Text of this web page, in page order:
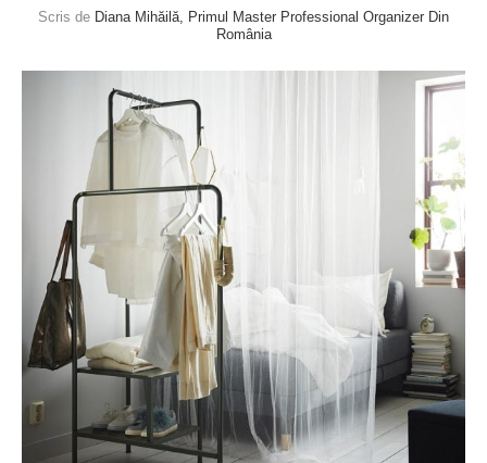
Scris de Diana Mihăilă, Primul Master Professional Organizer Din
România